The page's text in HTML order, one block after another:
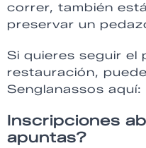
correr, también
preservar un
Si quieres seguir el
restauración,
Senglanassos aquí:
Inscripciones
apuntas?